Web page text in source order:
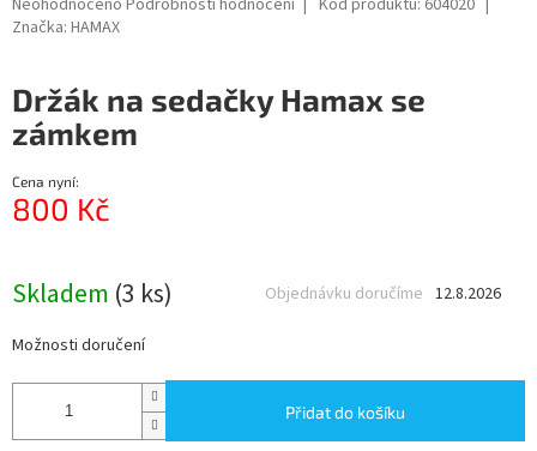
hodnocení
0,0
z
5
Neohodnoceno Podrobnosti hodnocení Kód produktu: 604020
Značka: HAMAX
Držák na sedačky Hamax se
zámkem
Cena nyní:
800 Kč
Skladem (3 ks) 12.8.2026
Objednávku doručíme
Možnosti doručení
Přidat do košíku